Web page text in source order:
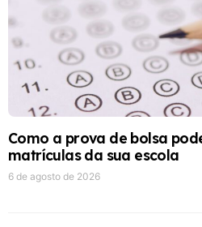
Como a prova de bolsa
matrículas da sua escola
6 de agosto de 2026